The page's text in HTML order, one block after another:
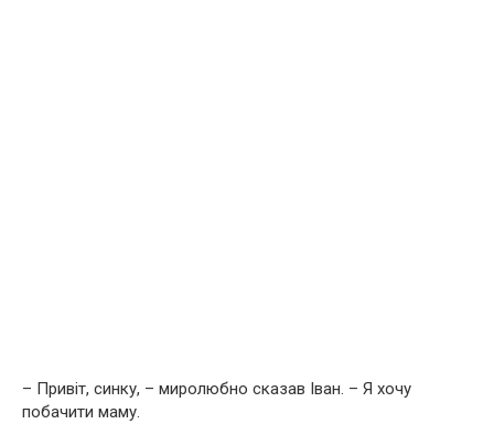
– Привіт, синку, – миролюбно сказав Іван. – Я хочу
побачити маму.